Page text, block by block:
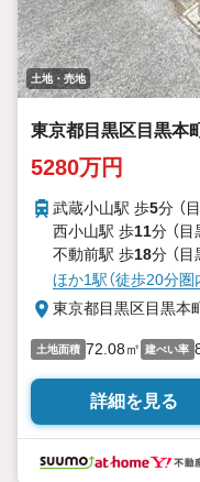
土地・売地
東京都目黒区目黒本
5280万円
武蔵小山駅 歩5分 （
西小山駅 歩11分 （目
不動前駅 歩18分 （目
ほか1駅（徒歩20分圏
東京都目黒区目黒本
土地面積 72.08㎡ 建ぺい率
詳細を見る